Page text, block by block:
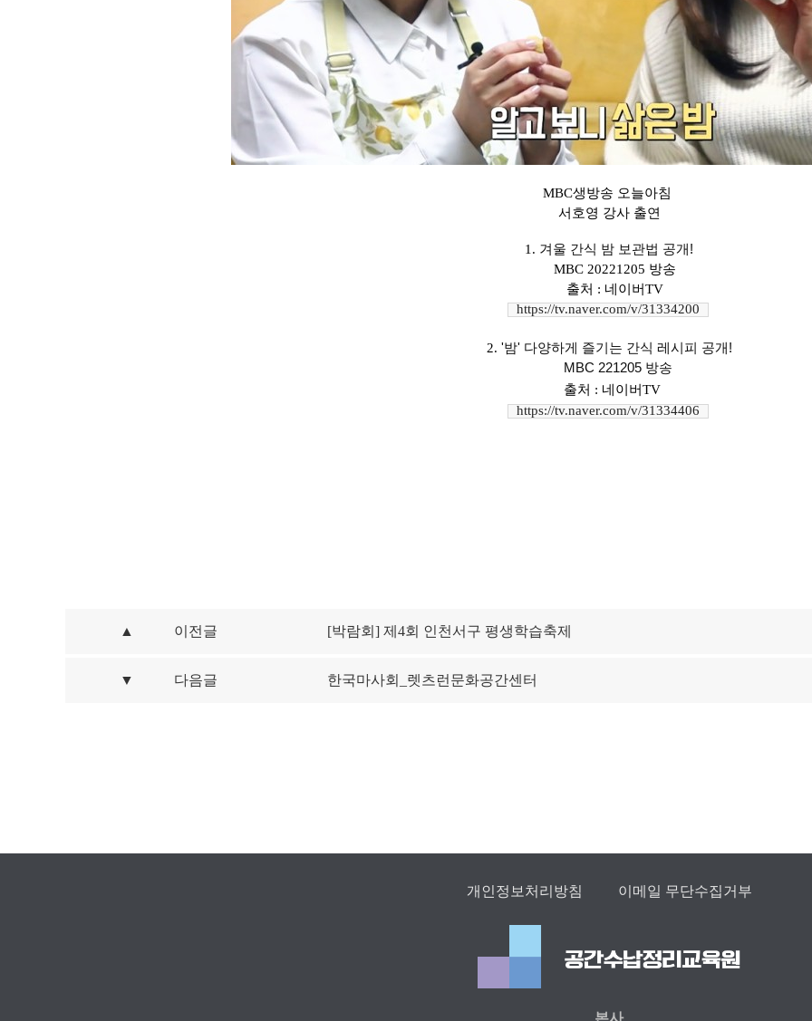
MBC생방송 오늘아침
서호영 강사 출연
1. 겨울 간식 밤 보관법 공개!
MBC 20221205 방송
출처 : 네이버TV
https://tv.naver.com/v/31334200
2. '밤' 다양하게 즐기는 간식 레시피 공개!
MBC 221205 방송
출처 : 네이버TV
https://tv.naver.com/v/31334406
▲ 이전글 [박람회] 제4회 인천서구 평생학습축제
▼ 다음글 한국마사회_렛츠런문화공간센터
개인정보처리방침 이메일 무단수집거부
본사